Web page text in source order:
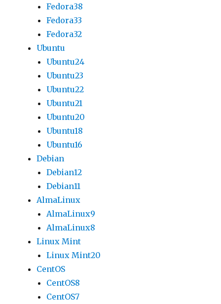
Fedora38
Fedora33
Fedora32
Ubuntu
Ubuntu24
Ubuntu23
Ubuntu22
Ubuntu21
Ubuntu20
Ubuntu18
Ubuntu16
Debian
Debian12
Debian11
AlmaLinux
AlmaLinux9
AlmaLinux8
Linux Mint
Linux Mint20
CentOS
CentOS8
CentOS7